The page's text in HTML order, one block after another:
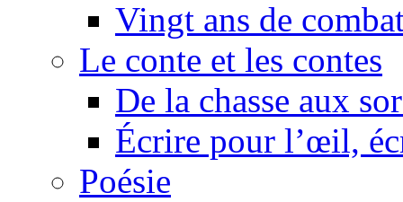
Vingt ans de
Le conte et les contes
De la chasse aux
Écrire pour l’œil,
Poésie